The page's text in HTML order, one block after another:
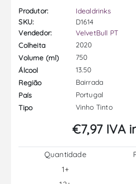
Produtor:
Idealdrinks
SKU:
D1614
Vendedor:
VelvetBull PT
Colheita
2020
Volume (ml)
750
Álcool
13.50
Região
Bairrada
País
Portugal
Tipo
Vinho Tinto
€7,97 IVA
Quantidade
1+